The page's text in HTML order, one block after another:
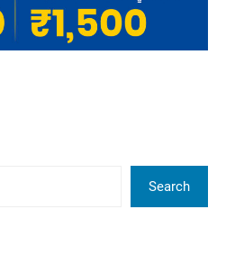
Search